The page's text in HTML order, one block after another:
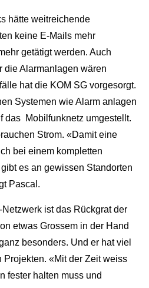
hätte weitreichende
keine E-Mails mehr
getätigt werden. Auch
die Alarmanlagen wären
hat die KOM SG vorgesorgt.
Systemen wie Alarm anlagen
das Mobilfunknetz umgestellt.
Strom. «Damit eine
bei einem kompletten
es an gewissen Standorten
Pascal.
ist das Rückgrat der
etwas Grossem in der Hand
besonders. Und er hat viel
«Mit der Zeit weiss
fester halten muss und